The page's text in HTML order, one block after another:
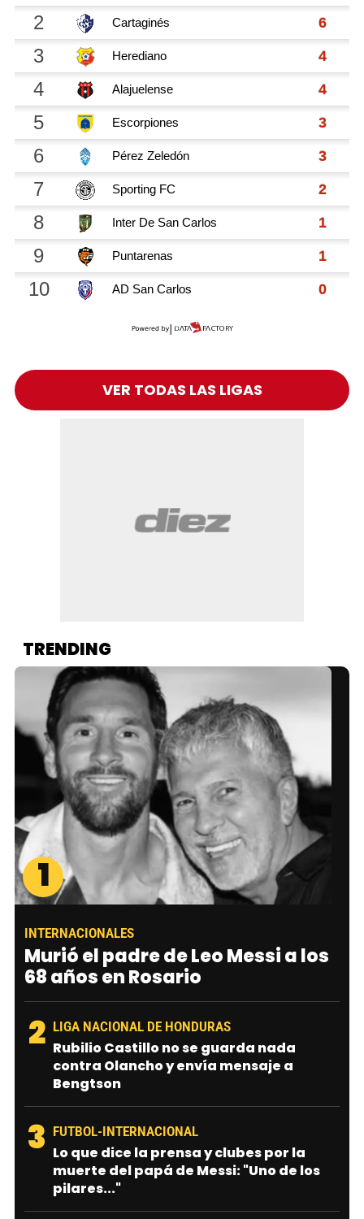
VER TODAS LAS LIGAS
TRENDING
1
INTERNACIONALES
Murió el padre de Leo Messi a los
68 años en Rosario
2 LIGA NACIONAL DE HONDURAS
Rubilio Castillo no se guarda nada
contra Olancho y envía mensaje a
Bengtson
3 FUTBOL-INTERNACIONAL
Lo que dice la prensa y clubes por la
muerte del papá de Messi: "Uno de los
pilares..."